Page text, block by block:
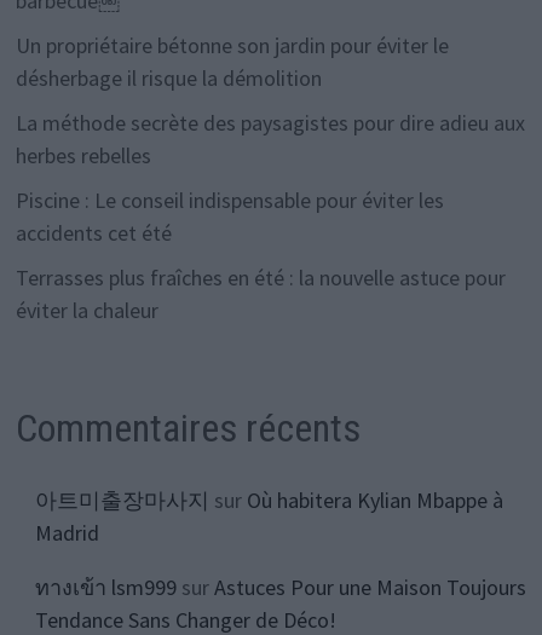
Un propriétaire bétonne son jardin pour éviter le
désherbage il risque la démolition
La méthode secrète des paysagistes pour dire adieu aux
herbes rebelles
Piscine : Le conseil indispensable pour éviter les
accidents cet été
Terrasses plus fraîches en été : la nouvelle astuce pour
éviter la chaleur
Commentaires récents
아트미출장마사지 sur Où habitera Kylian Mbappe à
Madrid
ทางเข้า lsm999surAstuces Pour une Maison Toujours
Tendance Sans Changer de Déco!